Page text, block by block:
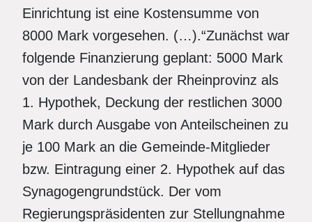
Einrichtung ist eine Kostensumme von
8000 Mark vorgesehen. (…).“Zunächst war
folgende Finanzierung geplant: 5000 Mark
von der Landesbank der Rheinprovinz als
1. Hypothek, Deckung der restlichen 3000
Mark durch Ausgabe von Anteilscheinen zu
je 100 Mark an die Gemeinde-Mitglieder
bzw. Eintragung einer 2. Hypothek auf das
Synagogengrundstück. Der vom
Regierungspräsidenten zur Stellungnahme